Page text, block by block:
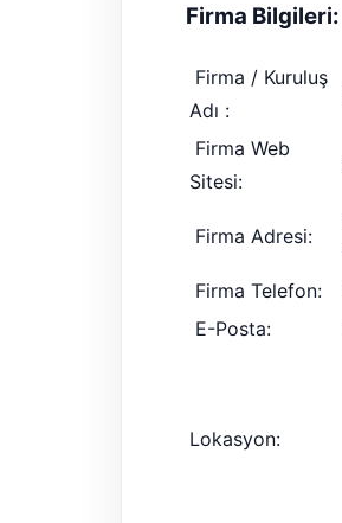
Firma Bilgileri:
Firma / Kuruluş
Adı :
Firma Web
Sitesi:
Firma Adresi:
Firma Telefon:
E-Posta:
Lokasyon: